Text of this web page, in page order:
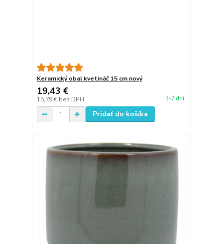
Keramický obal kvetináč 15 cm nový
19,43 €
15,79 € bez DPH 3-7 dní
Pridať do košíka